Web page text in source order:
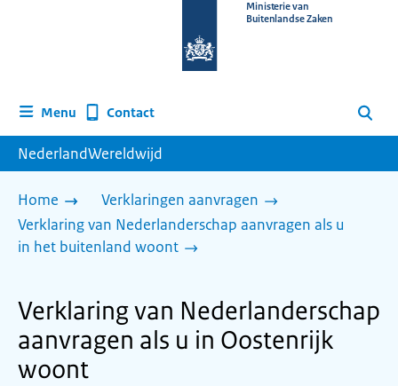
homepage
Ministerie van
Buitenlandse Zaken
Menu Contact Zoeken
NederlandWereldwijd
Home
Verklaringen aanvragen
Verklaring van Nederlanderschap aanvragen als u
in het buitenland woont
Verklaring van Nederlanderschap
aanvragen als u in Oostenrijk
woont